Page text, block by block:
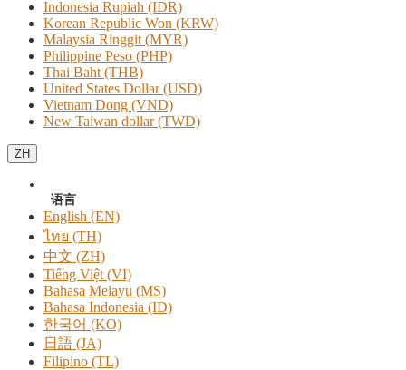
Indonesia Rupiah (IDR)
Korean Republic Won (KRW)
Malaysia Ringgit (MYR)
Philippine Peso (PHP)
Thai Baht (THB)
United States Dollar (USD)
Vietnam Dong (VND)
New Taiwan dollar (TWD)
ZH
语言
English (EN)
ไทย (TH)
中文 (ZH)
Tiếng Việt (VI)
Bahasa Melayu (MS)
Bahasa Indonesia (ID)
한국어 (KO)
日語 (JA)
Filipino (TL)